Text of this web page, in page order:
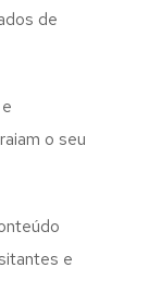
de
o seu
e